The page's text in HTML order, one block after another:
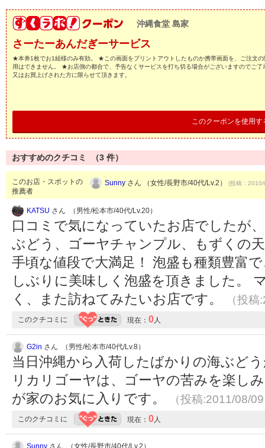
沖縄食堂 島家
さーたーあんだぎーサービス
★本券1枚でお1組様のみ有効。 ★この画面をプリントアウトしたものか携帯画面を、ご注文
用はできません。 ★お店側の都合で、予告なくサービスを打ち切る場合がございますのでご
又はお買上げされた方に限らせて頂きます。
このクーポンを使用す
おすすめのクチコミ （3 件）
このお店・スポットの
推薦者
Sunny さん （女性/長野市/40代/Lv.2） (投稿：
KATSU さん （男性/松本市/40代/Lv.20）
口コミで気になっていたお店でしたが
ぶどう、ゴーヤチャンプル、もずくの
手頃な値段で大満足！ 泡盛も種類豊富
しぶりに美味しく泡盛を頂きました。
く、また訪ねてみたいお店です。
（投
このクチコミに 現在： 0人
G2in さん （男性/松本市/40代/Lv.8）
当日沖縄から入荷したばかりの海ぶど
リカリゴーヤは、ゴーヤの苦みを楽し
が家のお気に入りです。
（投稿:2011/08/
このクチコミに 現在： 0人
Sunny さん （女性/長野市/40代/Lv.2）